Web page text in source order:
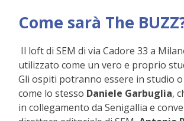
Come sarà The
Il loft di SEM di via Cadore 33 a
utilizzato come un vero e proprio
Gli ospiti potranno essere in studio
come lo stesso Daniele Garbuglia,
in collegamento da Senigallia e